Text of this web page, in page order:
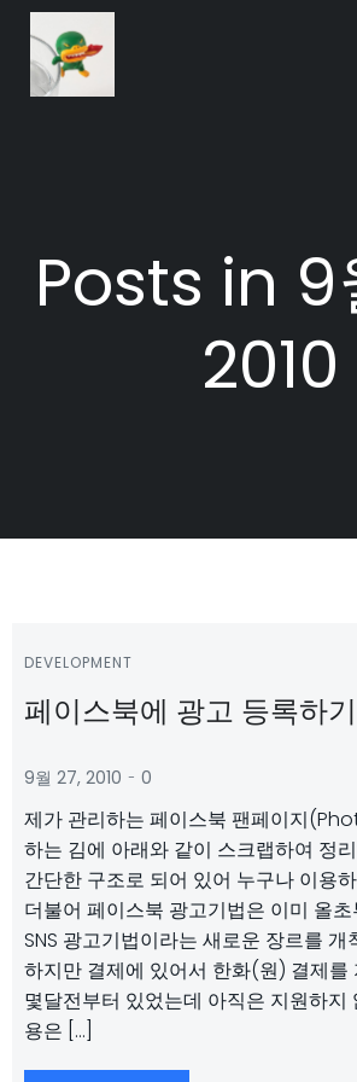
Posts in 9
2010
DEVELOPMENT
페이스북에 광고 등록하기
9월 27, 2010 - 0
제가 관리하는 페이스북 팬페이지
하는 김에 아래와 같이 스크랩하여 정
간단한 구조로 되어 있어 누구나 이용
더불어 페이스북 광고기법은 이미 올
SNS 광고기법이라는 새로운 장르를 개
하지만 결제에 있어서 한화(원) 결제를
몇달전부터 있었는데 아직은 지원하지
용은 […]